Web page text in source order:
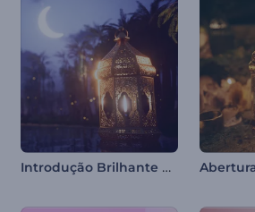
Introdução Brilhante para a Noite do Ramadã